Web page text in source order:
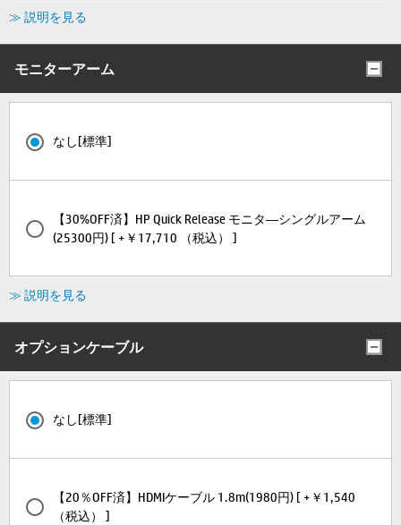
≫ 説明を見る
モニターアーム
なし[標準]
【30%OFF済】HP Quick Release モニタ―シングルアーム
(25300円) [ +￥17,710 （税込） ]
≫ 説明を見る
オプションケーブル
なし[標準]
【20％OFF済】HDMIケーブル 1.8m(1980円) [ +￥1,540
（税込） ]